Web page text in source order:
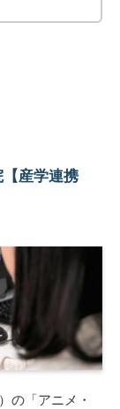
産学連携
の「アニメ・